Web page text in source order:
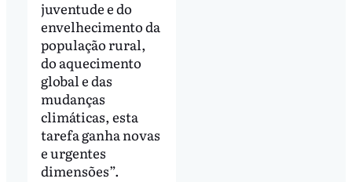
juventude e do
envelhecimento da
população rural,
do aquecimento
global e das
mudanças
climáticas, esta
tarefa ganha novas
e urgentes
dimensões”.